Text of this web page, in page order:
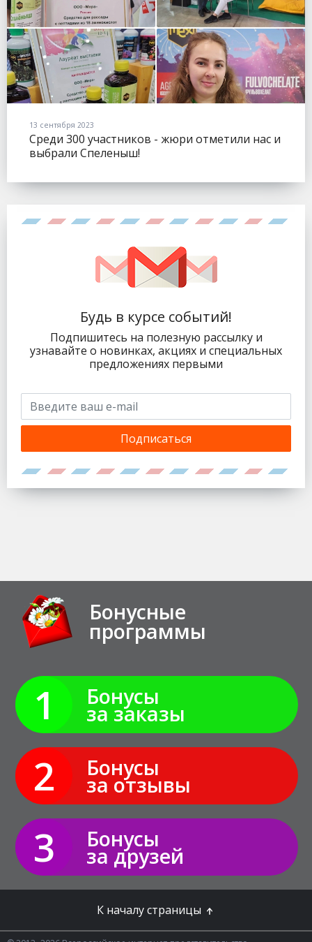
13 сентября 2023
Среди 300 участников - жюри отметили нас и
выбрали Спеленыш!
Будь в курсе событий!
Подпишитесь на полезную рассылку и
узнавайте о новинках, акциях и специальных
предложениях первыми
Подписаться
Бонусные
программы
1 Бонусы
за заказы
2 Бонусы
за отзывы
3 Бонусы
за друзей
К началу страницы